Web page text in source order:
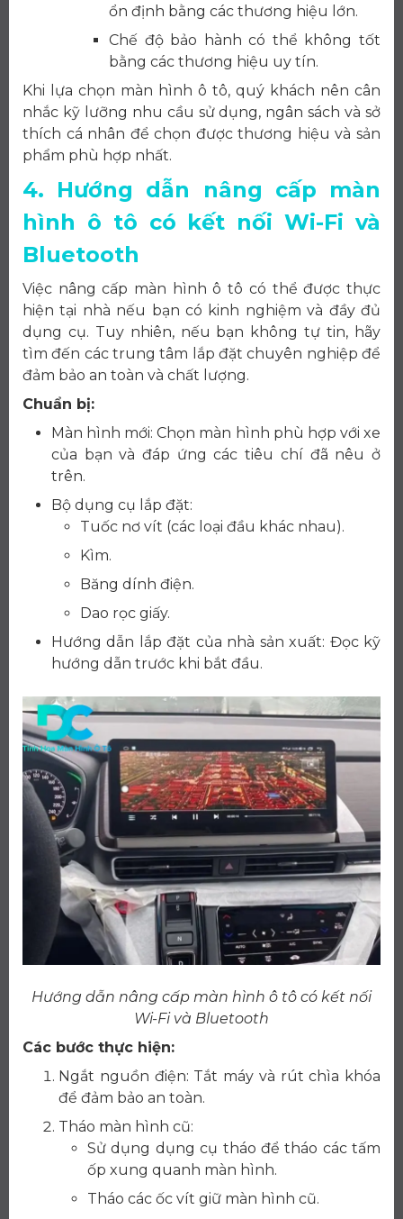
ổn định bằng các thương hiệu lớn.
Chế độ bảo hành có thể không tốt
bằng các thương hiệu uy tín.
Khi lựa chọn màn hình ô tô, quý khách nên cân
nhắc kỹ lưỡng nhu cầu sử dụng, ngân sách và sở
thích cá nhân để chọn được thương hiệu và sản
phẩm phù hợp nhất.
4. Hướng dẫn nâng cấp màn
hình ô tô có kết nối Wi-Fi và
Bluetooth
Việc nâng cấp màn hình ô tô có thể được thực
hiện tại nhà nếu bạn có kinh nghiệm và đầy đủ
dụng cụ. Tuy nhiên, nếu bạn không tự tin, hãy
tìm đến các trung tâm lắp đặt chuyên nghiệp để
đảm bảo an toàn và chất lượng.
Chuẩn bị:
Màn hình mới: Chọn màn hình phù hợp với xe
của bạn và đáp ứng các tiêu chí đã nêu ở
trên.
Bộ dụng cụ lắp đặt:
Tuốc nơ vít (các loại đầu khác nhau).
Kìm.
Băng dính điện.
Dao rọc giấy.
Hướng dẫn lắp đặt của nhà sản xuất: Đọc kỹ
hướng dẫn trước khi bắt đầu.
Hướng dẫn nâng cấp màn hình ô tô có kết nối
Wi-Fi và Bluetooth
Các bước thực hiện:
Ngắt nguồn điện: Tắt máy và rút chìa khóa
để đảm bảo an toàn.
Tháo màn hình cũ:
Sử dụng dụng cụ tháo để tháo các tấm
ốp xung quanh màn hình.
Tháo các ốc vít giữ màn hình cũ.